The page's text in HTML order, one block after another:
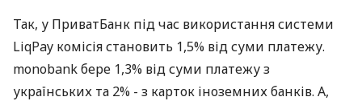
Так, у ПриватБанк під час використання системи
LiqPay комісія становить 1,5% від суми платежу.
monobank бере 1,3% від суми платежу з
українських та 2% - з карток іноземних банків. А,